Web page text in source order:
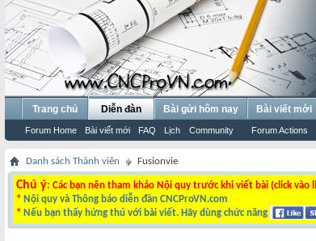
Trang chủ Diễn đàn
Forum Home Bài viết mới FAQ Lịch Community Forum Actions
Bài gửi hôm nay Bài viết mới
Danh sách Thành viên Fusionvie
Chú ý: Các bạn nên tham khảo Nội quy trước khi viết bài (click
* Nội quy và Thông báo diễn đàn CNCProVN.com
* Nếu bạn thấy hứng thú với bài viết. Hãy dùng chức năng